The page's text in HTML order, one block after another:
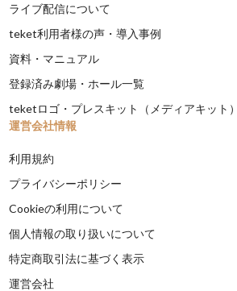
ライブ配信について
teket利用者様の声・導入事例
資料・マニュアル
登録済み劇場・ホール一覧
teketロゴ・プレスキット（メディアキット）
運営会社情報
利用規約
プライバシーポリシー
Cookieの利用について
個人情報の取り扱いについて
特定商取引法に基づく表示
運営会社